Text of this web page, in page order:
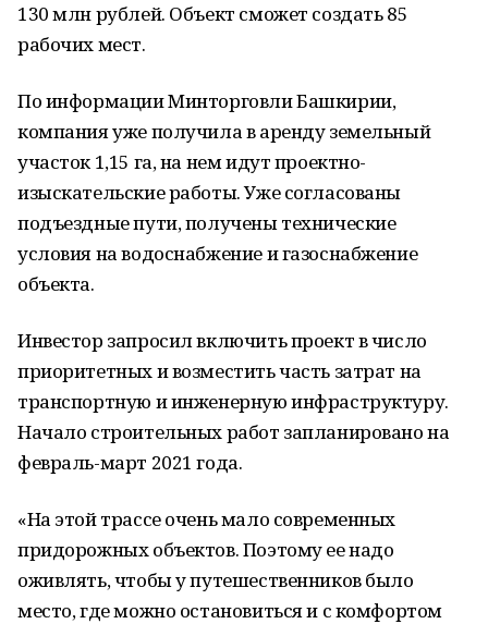
130 млн рублей. Объект сможет создать 85
рабочих мест.
По информации Минторговли Башкирии,
компания уже получила в аренду земельный
участок 1,15 га, на нем идут проектно-
изыскательские работы. Уже согласованы
подъездные пути, получены технические
условия на водоснабжение и газоснабжение
объекта.
Инвестор запросил включить проект в число
приоритетных и возместить часть затрат на
транспортную и инженерную инфраструктуру.
Начало строительных работ запланировано на
февраль-март 2021 года.
«На этой трассе очень мало современных
придорожных объектов. Поэтому ее надо
оживлять, чтобы у путешественников было
место, где можно остановиться и с комфортом